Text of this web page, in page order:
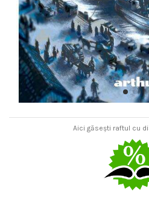
Aici găsești raftul cu